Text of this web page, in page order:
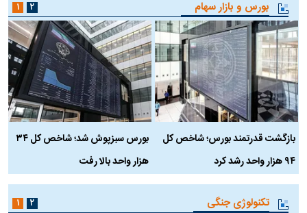
بورس و بازار سهام
بازگشت قدرتمند بورس؛ شاخص کل
۹۴ هزار واحد رشد کرد
بورس سبزپوش شد؛ شاخص کل ۳۴
هزار واحد بالا رفت
۱ ۲
تکنولوژی جنگی ۱ ۲